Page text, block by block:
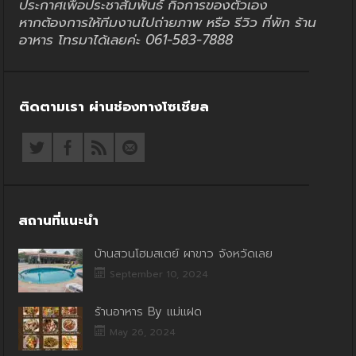
ประกาศเพื่อประชาสัมพันธ์ กิจการของตัวเอง
หากต้องการให้ทีมงานไปถ่ายภาพ หรือ รีวิว ที่พัก ร้าน
อาหาร โทรมาได้เลยค่ะ 061-583-7888
ติดตามเรา ผ่านช่องทางโซเชียล
สถานที่แนะนำ
บ้านสวนโฮมสเตย์ ผาขาว จังหวัดเลย
September 10, 2024
ร้านอาหาร By แม่แฝด
May 26, 2024